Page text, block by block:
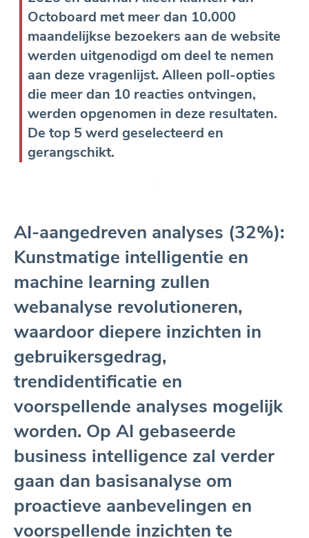
Octoboard met meer dan 10.000
maandelijkse bezoekers aan de website
werden uitgenodigd om deel te nemen
aan deze vragenlijst. Alleen poll-opties
die meer dan 10 reacties ontvingen,
werden opgenomen in deze resultaten.
De top 5 werd geselecteerd en
gerangschikt.
AI-aangedreven analyses (32%):
Kunstmatige intelligentie en
machine learning zullen
webanalyse revolutioneren,
waardoor diepere inzichten in
gebruikersgedrag,
trendidentificatie en
voorspellende analyses mogelijk
worden. Op AI gebaseerde
business intelligence zal verder
gaan dan basisanalyse om
proactieve aanbevelingen en
voorspellende inzichten te